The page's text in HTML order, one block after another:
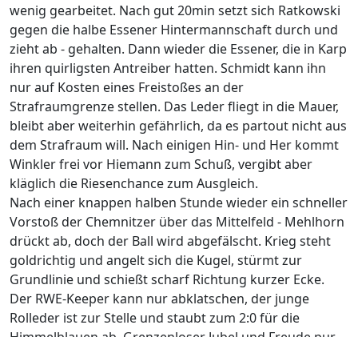
wenig gearbeitet. Nach gut 20min setzt sich Ratkowski
gegen die halbe Essener Hintermannschaft durch und
zieht ab - gehalten. Dann wieder die Essener, die in Karp
ihren quirligsten Antreiber hatten. Schmidt kann ihn
nur auf Kosten eines Freistoßes an der
Strafraumgrenze stellen. Das Leder fliegt in die Mauer,
bleibt aber weiterhin gefährlich, da es partout nicht aus
dem Strafraum will. Nach einigen Hin- und Her kommt
Winkler frei vor Hiemann zum Schuß, vergibt aber
kläglich die Riesenchance zum Ausgleich.
Nach einer knappen halben Stunde wieder ein schneller
Vorstoß der Chemnitzer über das Mittelfeld - Mehlhorn
drückt ab, doch der Ball wird abgefälscht. Krieg steht
goldrichtig und angelt sich die Kugel, stürmt zur
Grundlinie und schießt scharf Richtung kurzer Ecke.
Der RWE-Keeper kann nur abklatschen, der junge
Rolleder ist zur Stelle und staubt zum 2:0 für die